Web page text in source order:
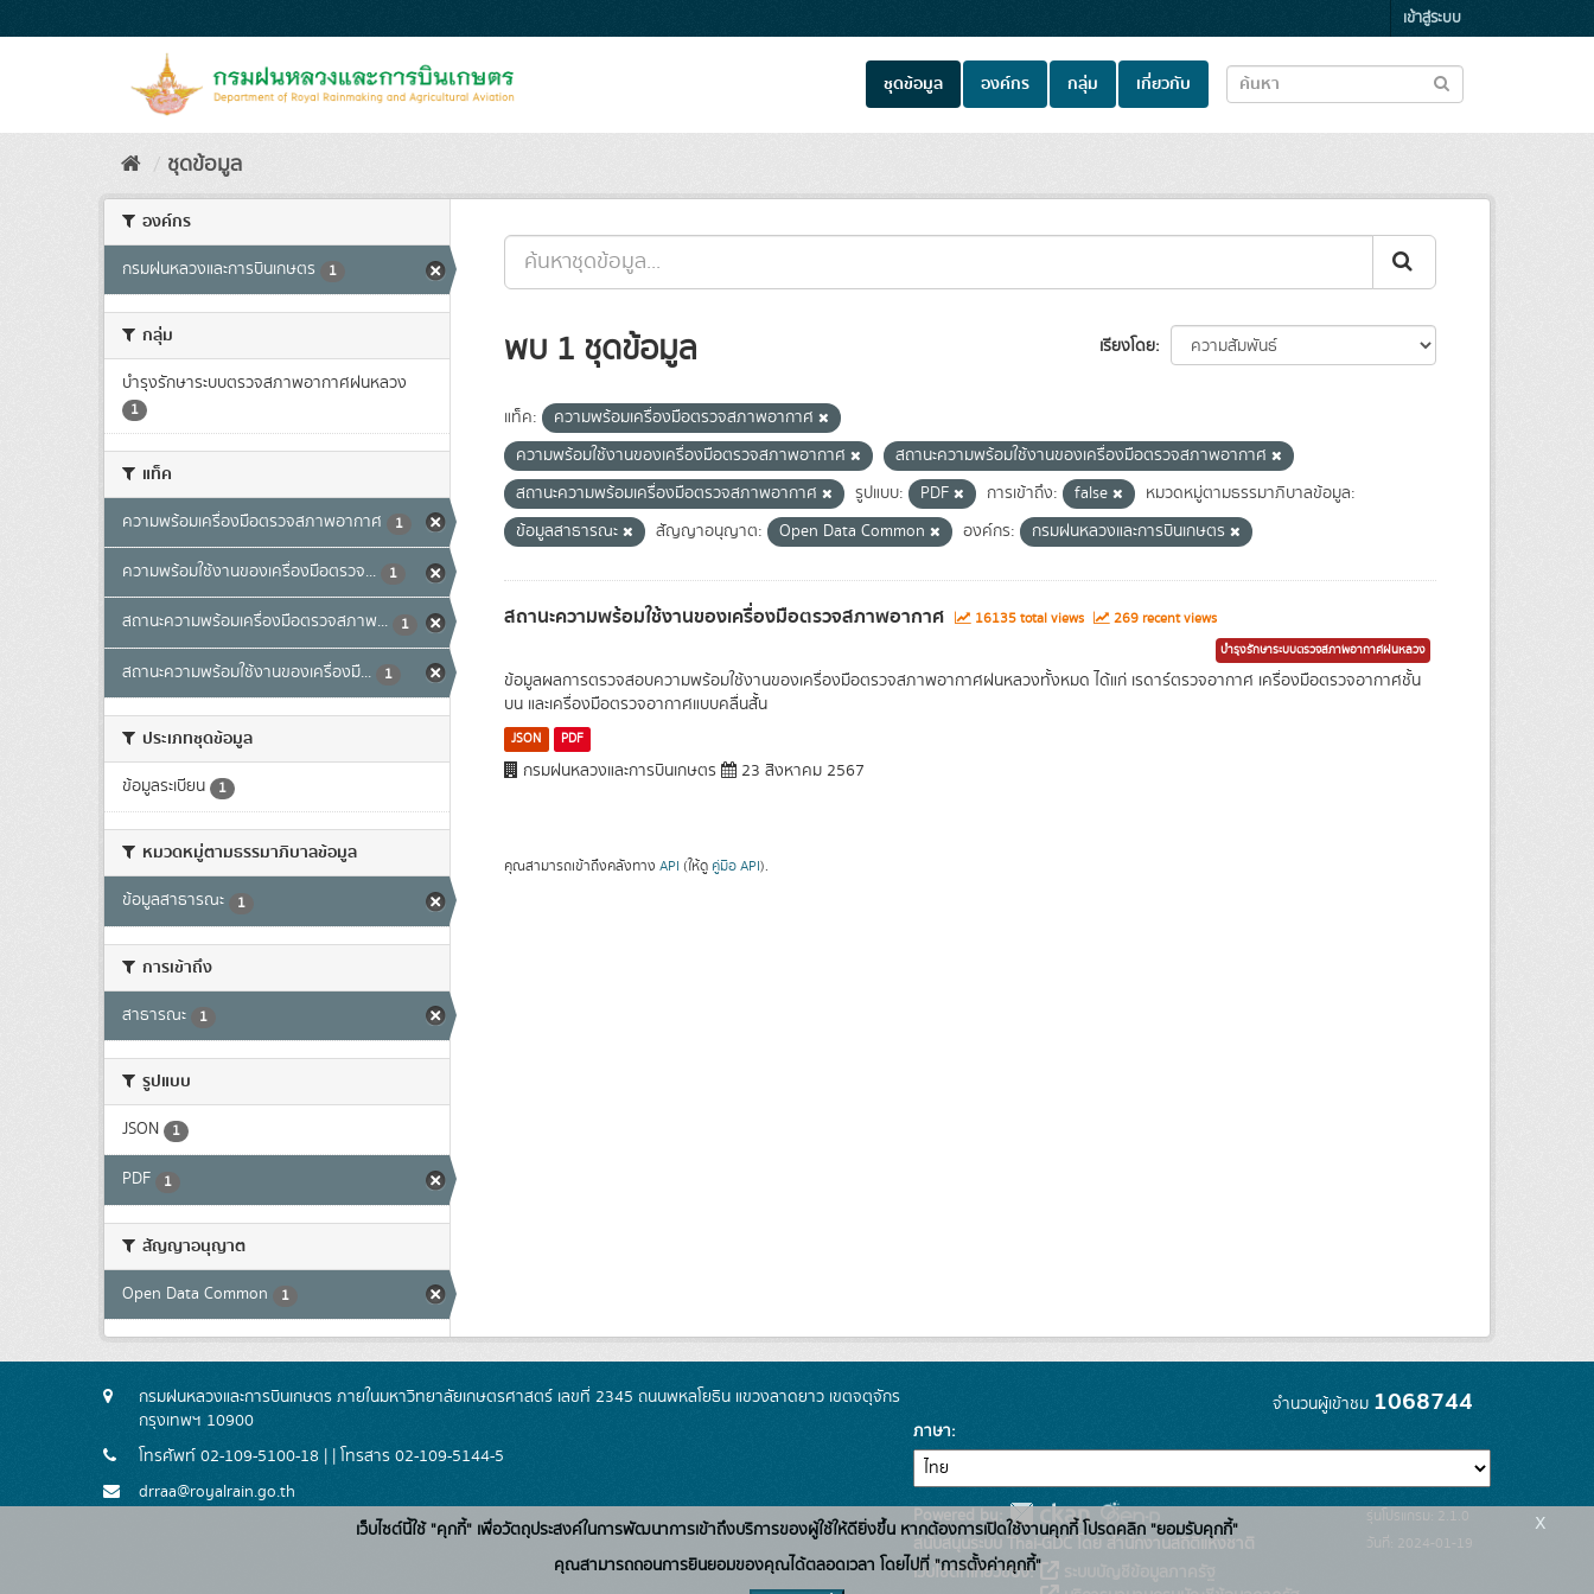
to
เข้าสู่ระบบ
ชุดข้อมูล องค์กร กลุ่ม เกี่ยวกับ
ชุดข้อมูล
องค์กร
กรมฝนหลวงและการบินเกษตร 1
กลุ่ม
บำรุงรักษาระบบตรวจสภาพอากาศฝนหลวง
1
แท็ค
ความพร้อมเครื่องมือตรวจสภาพอากาศ 1
ความพร้อมใช้งานของเครื่องมือตรวจ... 1
สถานะความพร้อมเครื่องมือตรวจสภาพ... 1
สถานะความพร้อมใช้งานของเครื่องมื... 1
ประเภทชุดข้อมูล
ข้อมูลระเบียน 1
หมวดหมู่ตามธรรมาภิบาลข้อมูล
ข้อมูลสาธารณะ 1
การเข้าถึง
สาธารณะ 1
รูปแบบ
JSON 1
PDF 1
สัญญาอนุญาต
Open Data Common 1
เรียงโดย
พบ 1 ชุดข้อมูล
แท็ค:
ความพร้อมเครื่องมือตรวจสภาพอากาศ
ความพร้อมใช้งานของเครื่องมือตรวจสภาพอากาศ
สถานะความพร้อมใช้งานของเครื่องมือตรวจสภาพอากาศ
สถานะความพร้อมเครื่องมือตรวจสภาพอากาศ
รูปแบบ: PDF การเข้าถึง: false
หมวดหมู่ตามธรรมาภิบาลข้อมูล:
ข้อมูลสาธารณะ
สัญญาอนุญาต: Open Data Common องค์กร: กรมฝนหลวงและการบินเกษตร
สถานะความพร้อมใช้งานของเครื่องมือตรวจสภาพอากาศ 16135 total views 269 recent views
บำรุงรักษาระบบตรวจสภาพอากาศฝนหลวง
ข้อมูลผลการตรวจสอบความพร้อมใช้งานของเครื่องมือตรวจสภาพอากาศฝนหลวงทั้งหมด ได้แก่ เรดาร์ตรวจอากาศ เครื่องมือตรวจอากาศชั้น
บน และเครื่องมือตรวจอากาศแบบคลื่นสั้น
JSON PDF
กรมฝนหลวงและการบินเกษตร 23 สิงหาคม 2567
คุณสามารถเข้าถึงคลังทาง API (ให้ดู คู่มือ API).
กรมฝนหลวงและการบินเกษตร ภายในมหาวิทยาลัยเกษตรศาสตร์ เลขที่ 2345 ถนนพหลโยธิน แขวงลาดยาว เขตจตุจักร
กรุงเทพฯ 10900
โทรศัพท์ 02-109-5100-18 | | โทรสาร 02-109-5144-5
drraa@royalrain.go.th
จำนวนผู้เข้าชม 1068744
ภาษา
Powered by:
สนับสนุนระบบ Thai-GDC โดย สำนักงานสถิติแห่งชาติ
เว็บไซต์ที่เกี่ยวข้อง:
ระบบบัญชีข้อมูลภาครัฐ
รุ่นโปรแกรม: 2.1.0
วันที่: 2024-01-19
เว็บไซต์นี้ใช้ "คุกกี้" เพื่อวัตถุประสงค์ในการพัฒนาการเข้าถึงบริการของผู้ใช้ให้ดียิ่งขึ้น หากต้องการเปิดใช้งานคุกกี้ โปรดคลิก "ยอมรับคุกกี้"
คุณสามารถถอนการยินยอมของคุณได้ตลอดเวลา โดยไปที่ "การตั้งค่าคุกกี้"
x